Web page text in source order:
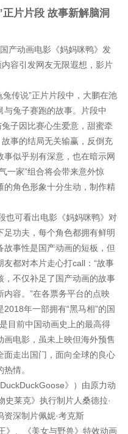
正片片段 故事新解脑洞
产动画电影《妈妈咪鸭》发
容引发网友无限遐想，影片
传说”正片片段中，大鹏在池
兔子赛跑的故事。片段中
子因比赛心生爱意，甜蜜牵
事的结局无关输赢，反倒充
似乎别有深意，也在暗示网
一家”组合将会带来意外惊
的角色形象十分生动，制作精
也可看出电影《妈妈咪鸭》对
功夫，每个角色都拥有鲜明
事性是国产动画的短板，但
都对本片走心打call：“故事
，不仅补足了国产动画的故事
容。”在各票务平台的点映
年一部拥有“黑马相”的国
目前中国动画史上的最高得
电影，虽未上映但海外预售
面走出国门，面向全球的良心
情。
》）由原力动
莱克》执行制片人桑德拉·
深制片佩妮·考克斯
》、《美女与野兽》特效动画